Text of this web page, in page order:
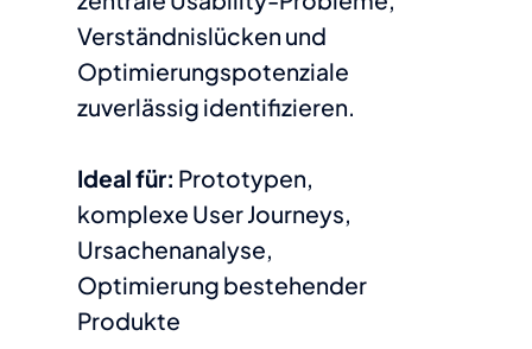
Verständnislücken und
Optimierungspotenziale
zuverlässig identifizieren.
Ideal für: Prototypen,
komplexe User Journeys,
Ursachenanalyse,
Optimierung bestehender
Produkte